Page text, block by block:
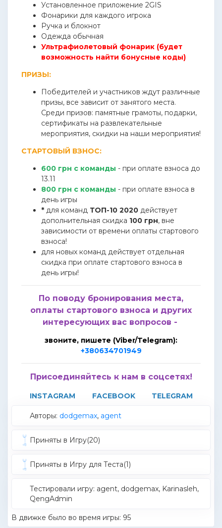
Установленное приложение 2GIS
Фонарики для каждого игрока
Ручка и блокнот
Одежда обычная
Ультрафиолетовый фонарик (будет
возможность найти бонусные коды)
ПРИЗЫ:
Победителей и участников ждут различные
призы, все зависит от занятого места.
Среди призов: памятные грамоты, подарки,
сертификаты на развлекательные
мероприятия, скидки на наши мероприятия!
СТАРТОВЫЙ ВЗНОС:
600 грн с команды - при оплате взноса до
13.11
800 грн с команды - при оплате взноса в
день игры
* для команд ТОП-10 2020 действует
дополнительная скидка 100 грн, вне
зависимости от времени оплаты стартового
взноса!
для новых команд действует отдельная
скидка при оплате стартового взноса в
день игры!
По поводу бронирования места,
оплаты стартового взноса и других
интересующих вас вопросов -
звоните, пишете (Viber/Telegram):
+380634701949
Присоединяйтесь к нам в соцсетях!
INSTAGRAM FACEBOOK TELEGRAM
Авторы: dodgemax, agent
Приняты в Игру(20)
Приняты в Игру для Теста(1)
Тестировали игру: agent, dodgemax, Karinasleh,
QengAdmin
В движке было во время игры: 95